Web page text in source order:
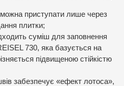
приступати лише через
плитки;
суміш для заповнення
730, яка базується на
підвищеною стійкістю
забезпечує «ефект лотоса»,